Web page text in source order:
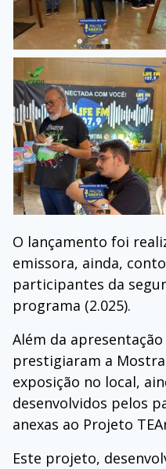
O lançamento foi
emissora, ainda,
participantes da
programa (2.025).
Além da
prestigiaram a
exposição no local,
desenvolvidos pelos
anexas ao Projeto
Este projeto,